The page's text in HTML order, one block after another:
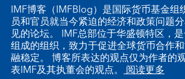
IMF博客（IMFBlog）是国际货币基金组
员和官员就当今紧迫的经济和政策问题
见的论坛。 IMF总部位于华盛顿特区，
组成的组织，致力于促进全球货币合作
融稳定。 博客所表达的观点仅为作者的
表IMF及其执董会的观点。 阅读更多